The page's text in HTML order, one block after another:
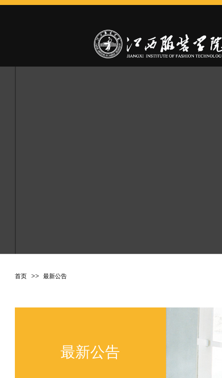
首页 >> 最新公告
最新公告